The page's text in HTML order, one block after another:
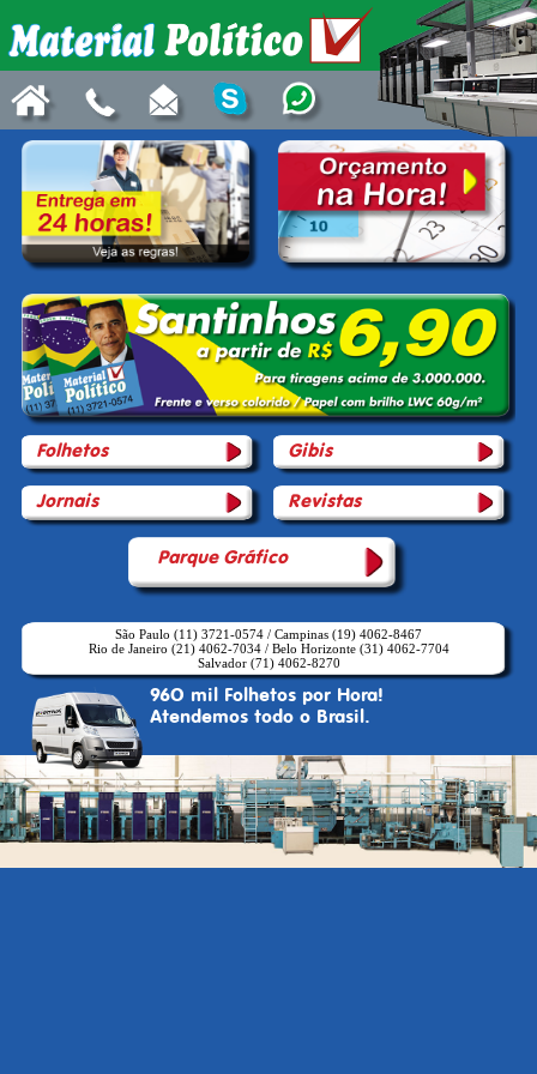
Folhetos
Jornais
Gibis
Revistas
Parque Gráfico
São Paulo (11) 3721-0574 / Campinas (19) 4062-8467
Rio de Janeiro (21) 4062-7034/ Belo Horizonte (31) 4062-7704
Salvador (71) 4062-8270
96O mil Folhetos por Hora!
Atendemos todo o Brasil.